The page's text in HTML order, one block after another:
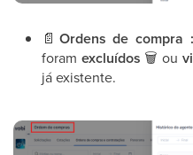
📄 Ordens de compra :
foram excluídos 🗑 ou
já existente.